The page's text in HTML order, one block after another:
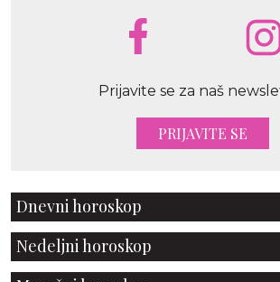
Prijavite se za naš
PRIJAVITE SE
Dnevni horoskop
Nedeljni horoskop